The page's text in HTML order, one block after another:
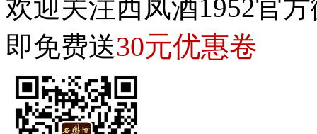
欢迎关注西凤酒1952官
即免费送30元优惠卷